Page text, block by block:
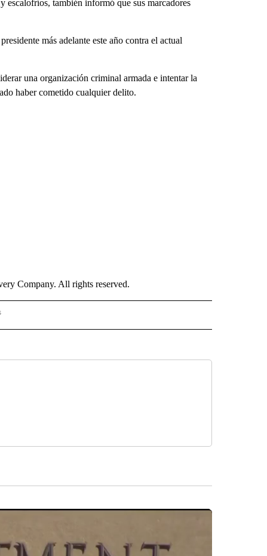
también informó que sus marcadores
más adelante este año contra el actual
una organización criminal armada e intentar la
haber cometido cualquier delito.
Company. All rights reserved.
TO RECEIVE NOTIFICATIONS ABOUT NEW PAGES ON "CNN - SPANISH".